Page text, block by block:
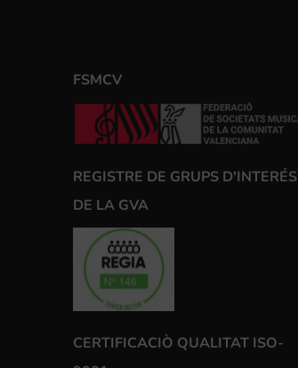
FSMCV
REGISTRE DE GRUPS D'INTERÉS
DE LA GVA
CERTIFICACIÒ QUALITAT ISO-